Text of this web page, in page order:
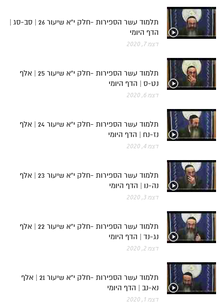
תלמוד עשר הספירות -חלק י"א שיעור 26 | סב-סג |
הדף היומי
דצמ 7, 2020
תלמוד עשר הספירות -חלק י"א שיעור 25 | אלף
נט-ס | הדף היומי
דצמ 6, 2020
תלמוד עשר הספירות -חלק י"א שיעור 24 | אלף
נז-נח | הדף היומי
דצמ 4, 2020
תלמוד עשר הספירות -חלק י"א שיעור 23 | אלף
נה-נו | הדף היומי
דצמ 3, 2020
תלמוד עשר הספירות -חלק י"א שיעור 22 | אלף
נג-נד | הדף היומי
דצמ 2, 2020
תלמוד עשר הספירות -חלק י"א שיעור 21 | אלף
נא-נב | הדף היומי
דצמ 1, 2020